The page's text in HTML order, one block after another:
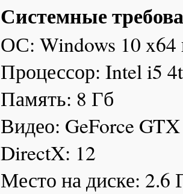
Системные
ОС: Windows 10
Процессор: Intel i5
Память: 8 Гб
Видео: GeForce
DirectX: 12
Место на диске: 2.6